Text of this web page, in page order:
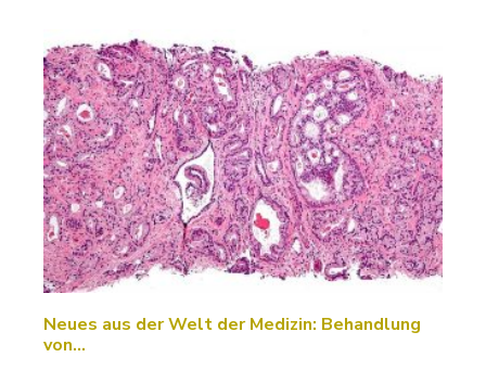
Neues aus der Welt der Medizin: Behandlung
von…